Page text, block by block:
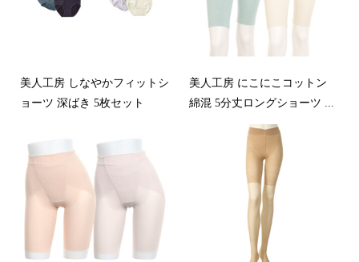
美人工房 しなやかフィットシ
ョーツ 深ばき 5枚セット
美人工房 にこにこコットン
綿混 5分丈ロングショーツ ...